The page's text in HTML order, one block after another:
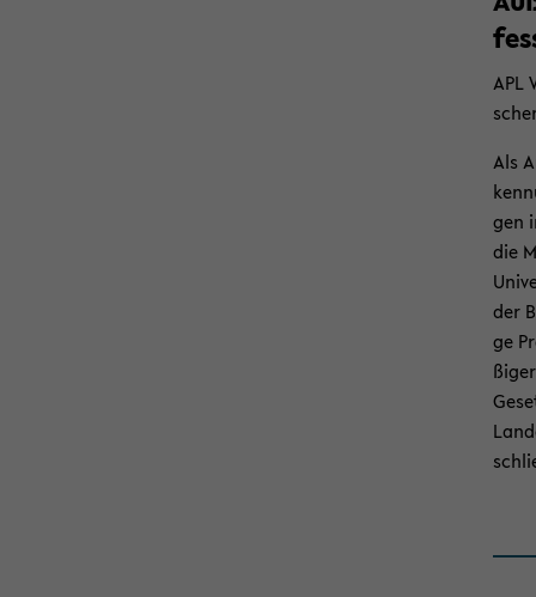
APL
Als
gen
die
der
ge